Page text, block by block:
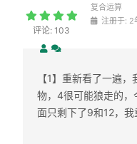
评论: 103
复合运算
注册于: 2
【1】重新看了一遍
物，4很可能狼走的
面只剩下了9和12，